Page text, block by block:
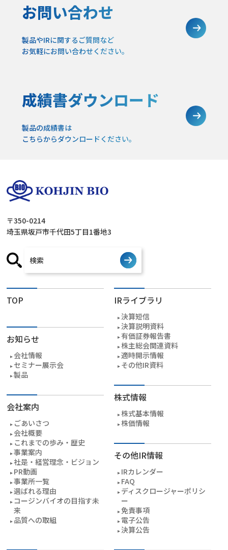
お問い合わせ
製品やIRに関するご質問など
お気軽にお問い合わせください。
成績書ダウンロード
製品の成績書は
こちらからダウンロードください。
〒350-0214
埼玉県坂戸市千代田5丁目1番地3
TOP
お知らせ
会社情報
セミナー展示会
製品
会社案内
ごあいさつ
会社概要
これまでの歩み・歴史
事業案内
社是・経営理念・ビジョン
PR動画
事業所一覧
選ばれる理由
コージンバイオの目指す未
来
品質への取組
IRライブラリ
決算短信
決算説明資料
有価証券報告書
株主総会関連資料
適時開示情報
その他IR資料
株式情報
株式基本情報
株価情報
その他IR情報
IRカレンダー
FAQ
ディスクロージャーポリシ
ー
免責事項
電子公告
決算公告